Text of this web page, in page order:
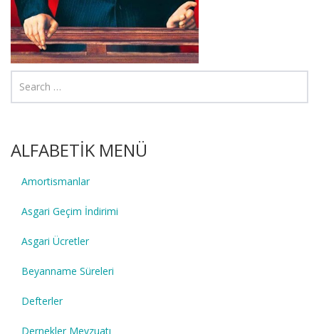
ALFABETİK MENÜ
Amortismanlar
Asgari Geçim İndirimi
Asgari Ücretler
Beyanname Süreleri
Defterler
Dernekler Mevzuatı